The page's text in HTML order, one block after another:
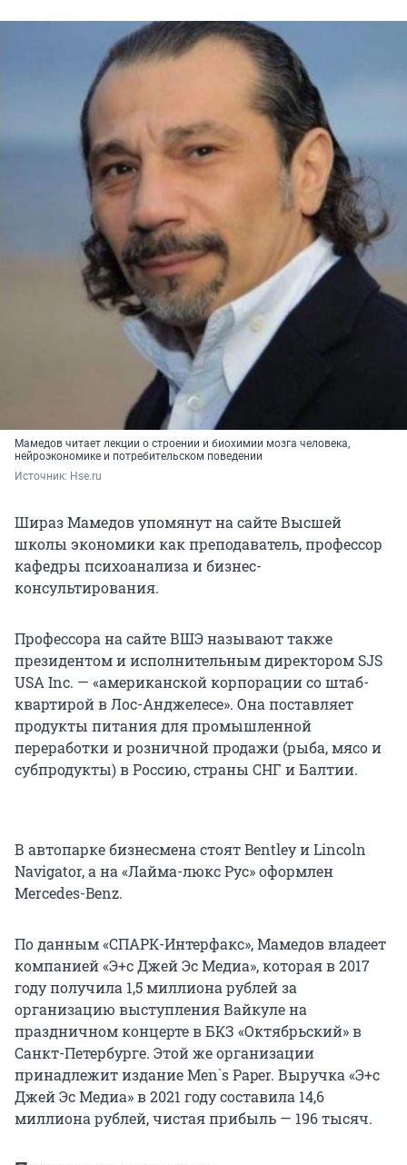
Мамедов читает лекции о строении и биохимии мозга человека,
нейроэкономике и потребительском поведении
Источник: Hse.ru
Шираз Мамедов упомянут на сайте Высшей
школы экономики как преподаватель, профессор
кафедры психоанализа и бизнес-
консультирования.
Профессора на сайте ВШЭ называют также
президентом и исполнительным директором SJS
USA Inc. — «американской корпорации со штаб-
квартирой в Лос-Анджелесе». Она поставляет
продукты питания для промышленной
переработки и розничной продажи (рыба, мясо и
субпродукты) в Россию, страны СНГ и Балтии.
В автопарке бизнесмена стоят Bentley и Lincoln
Navigator, а на «Лайма-люкс Рус» оформлен
Mercedes-Benz.
По данным «СПАРК-Интерфакс», Мамедов владеет
компанией «Э+с Джей Эс Медиа», которая в 2017
году получила 1,5 миллиона рублей за
организацию выступления Вайкуле на
праздничном концерте в БКЗ «Октябрьский» в
Санкт-Петербурге. Этой же организации
принадлежит издание Men`s Paper. Выручка «Э+с
Джей Эс Медиа» в 2021 году составила 14,6
миллиона рублей, чистая прибыль — 196 тысяч.